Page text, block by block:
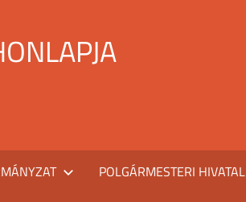
POLGÁRMESTERI HIVATAL